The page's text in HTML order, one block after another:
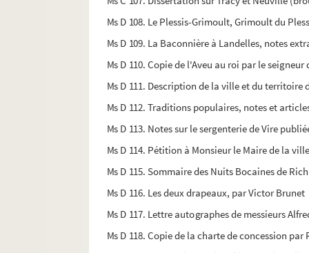
Ms D 108. Le Plessis-Grimoult, Grimoult du
Ms D 109. La Baconnière à Landelles, notes
Ms D 110. Copie de l'Aveu au roi par le
Ms D 111. Description de la ville et du
Ms D 112. Traditions populaires, notes et
Ms D 113. Notes sur le sergenterie de Vire
Ms D 114. Pétition à Monsieur le Maire de la
Ms D 115. Sommaire des Nuits Bocaines de
Ms D 116. Les deux drapeaux, par Victor Brunet
Ms D 117. Lettre autographes de messieurs
Ms D 118. Copie de la charte de concession